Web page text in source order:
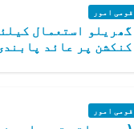
قومی امور
گھریلو استعمال
کنکشن پر عائد
قومی امور